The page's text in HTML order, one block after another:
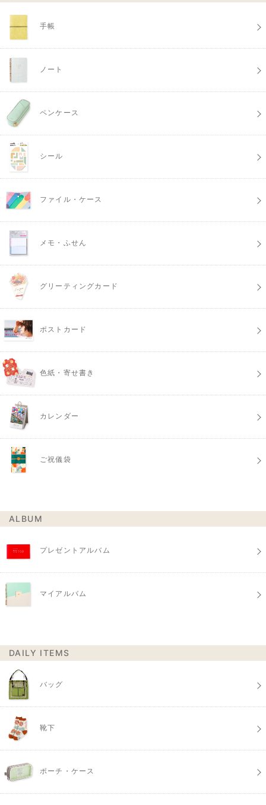
手帳
ノート
ペンケース
シール
ファイル・ケース
メモ・ふせん
グリーティングカード
ポストカード
色紙・寄せ書き
カレンダー
ご祝儀袋
ALBUM
プレゼントアルバム
マイアルバム
DAILY ITEMS
バッグ
靴下
ポーチ・ケース